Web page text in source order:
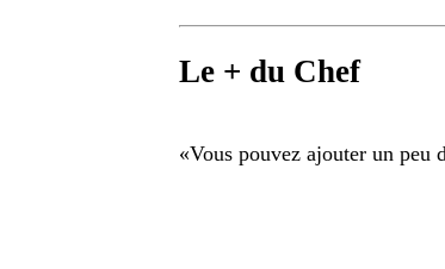
Le + du Chef
«Vous pouvez ajouter un peu